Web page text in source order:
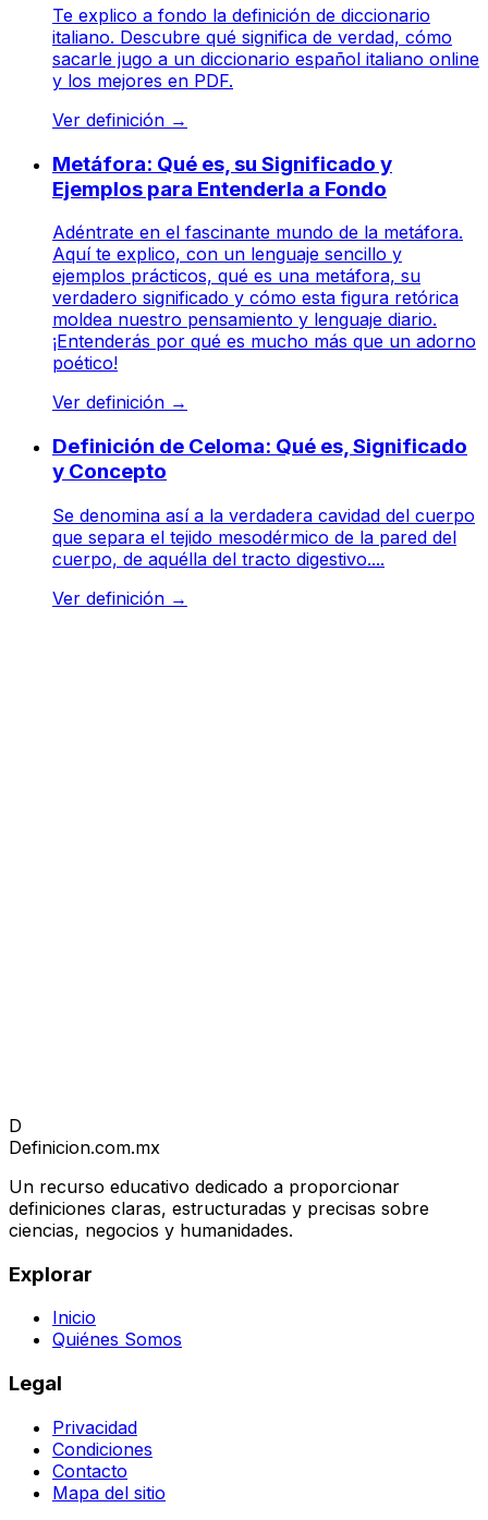
Te explico a fondo la definición de diccionario
italiano. Descubre qué significa de verdad, cómo
sacarle jugo a un diccionario español italiano online
y los mejores en PDF.
Ver definición →
Metáfora: Qué es, su Significado y
Ejemplos para Entenderla a Fondo
Adéntrate en el fascinante mundo de la metáfora.
Aquí te explico, con un lenguaje sencillo y
ejemplos prácticos, qué es una metáfora, su
verdadero significado y cómo esta figura retórica
moldea nuestro pensamiento y lenguaje diario.
¡Entenderás por qué es mucho más que un adorno
poético!
Ver definición →
Definición de Celoma: Qué es, Significado
y Concepto
Se denomina así a la verdadera cavidad del cuerpo
que separa el tejido mesodérmico de la pared del
cuerpo, de aquélla del tracto digestivo....
Ver definición →
D
Definicion.com.mx
Un recurso educativo dedicado a proporcionar
definiciones claras, estructuradas y precisas sobre
ciencias, negocios y humanidades.
Explorar
Inicio
Quiénes Somos
Legal
Privacidad
Condiciones
Contacto
Mapa del sitio